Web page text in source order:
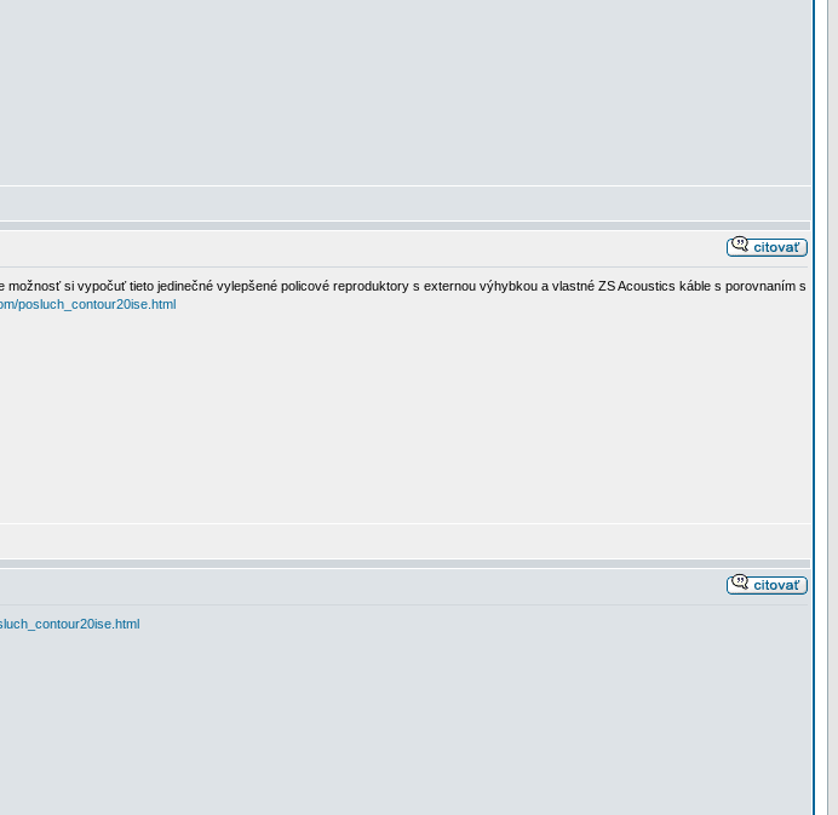
si vypočuť tieto jedinečné vylepšené policové reproduktory s externou výhybkou a vlastné ZS Acoustics káble s porovnaním s
posluch_contour20ise.html